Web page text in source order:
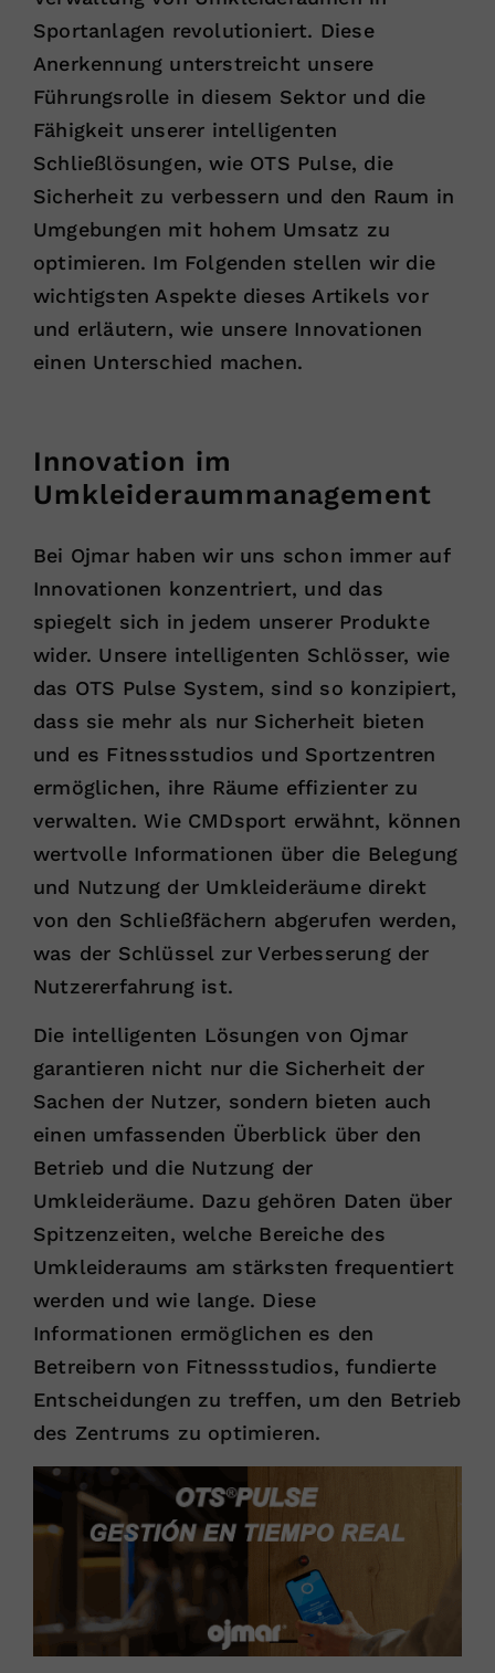
Sportanlagen revolutioniert. Diese
Anerkennung unterstreicht unsere
Führungsrolle in diesem Sektor und die
Fähigkeit unserer intelligenten
Schließlösungen, wie OTS Pulse, die
Sicherheit zu verbessern und den Raum in
Umgebungen mit hohem Umsatz zu
optimieren. Im Folgenden stellen wir die
wichtigsten Aspekte dieses Artikels vor
und erläutern, wie unsere Innovationen
einen Unterschied machen.
Innovation im
Umkleideraummanagement
Bei Ojmar haben wir uns schon immer auf
Innovationen konzentriert, und das
spiegelt sich in jedem unserer Produkte
wider. Unsere intelligenten Schlösser, wie
das OTS Pulse System, sind so konzipiert,
dass sie mehr als nur Sicherheit bieten
und es Fitnessstudios und Sportzentren
ermöglichen, ihre Räume effizienter zu
verwalten. Wie CMDsport erwähnt, können
wertvolle Informationen über die Belegung
und Nutzung der Umkleideräume direkt
von den Schließfächern abgerufen werden,
was der Schlüssel zur Verbesserung der
Nutzererfahrung ist.
Die intelligenten Lösungen von Ojmar
garantieren nicht nur die Sicherheit der
Sachen der Nutzer, sondern bieten auch
einen umfassenden Überblick über den
Betrieb und die Nutzung der
Umkleideräume. Dazu gehören Daten über
Spitzenzeiten, welche Bereiche des
Umkleideraums am stärksten frequentiert
werden und wie lange. Diese
Informationen ermöglichen es den
Betreibern von Fitnessstudios, fundierte
Entscheidungen zu treffen, um den Betrieb
des Zentrums zu optimieren.